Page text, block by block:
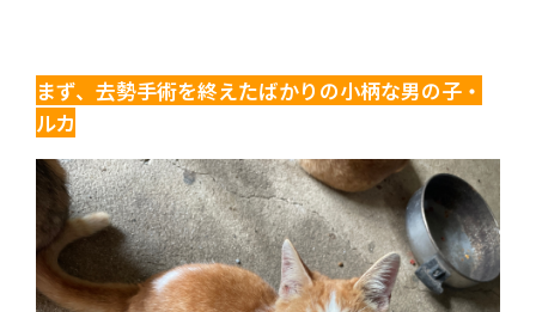
まず、去勢手術を終えたばかりの小柄な男の子・
ルカ